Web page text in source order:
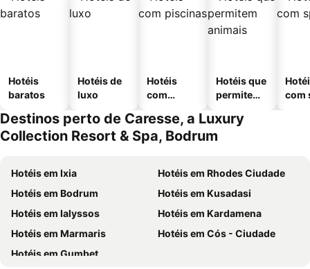
Hotéis
baratos
Hotéis de
luxo
Hotéis
com
Hotéis que
permitem
com
Destinos perto de Caresse, a Luxury
Collection Resort & Spa, Bodrum
Hotéis em Ixia
Hotéis em Rhodes Ciudade
Hotéis em Bodrum
Hotéis em Kusadasi
Hotéis em Ialyssos
Hotéis em Kardamena
Hotéis em Marmaris
Hotéis em Cós - Ciudade
Hotéis em Gumbet